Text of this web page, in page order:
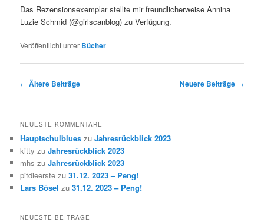
Das Rezensionsexemplar stellte mir freundlicherweise Annina
Luzie Schmid (@girlscanblog) zu Verfügung.
Veröffentlicht unter Bücher
Beitragsnavigation
← Ältere Beiträge Neuere Beiträge →
NEUESTE KOMMENTARE
Hauptschulblues zuJahresrückblick 2023
kitty zuJahresrückblick 2023
mhs zuJahresrückblick 2023
pitdieerste zu31.12. 2023 – Peng!
Lars Bösel zu31.12. 2023 – Peng!
NEUESTE BEITRÄGE